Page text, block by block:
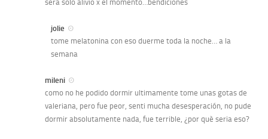
sera solo alivio x el momento…bendiciones
jolie
tome melatonina con eso duerme toda la noche… a la
semana
mileni
como no he podido dormir ultimamente tome unas gotas de
valeriana, pero fue peor, senti mucha desesperación, no pude
dormir absolutamente nada, fue terrible, ¿por què seria eso?